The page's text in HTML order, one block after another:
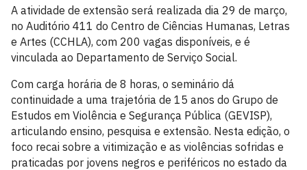
A atividade de extensão será realizada dia 29 de março,
no Auditório 411 do Centro de Ciências Humanas, Letras
e Artes (CCHLA), com 200 vagas disponíveis, e é
vinculada ao Departamento de Serviço Social.
Com carga horária de 8 horas, o seminário dá
continuidade a uma trajetória de 15 anos do Grupo de
Estudos em Violência e Segurança Pública (GEVISP),
articulando ensino, pesquisa e extensão. Nesta edição, o
foco recai sobre a vitimização e as violências sofridas e
praticadas por jovens negros e periféricos no estado da